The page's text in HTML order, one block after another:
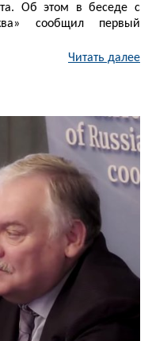
Об этом в беседе с
сообщил первый
Читать далее